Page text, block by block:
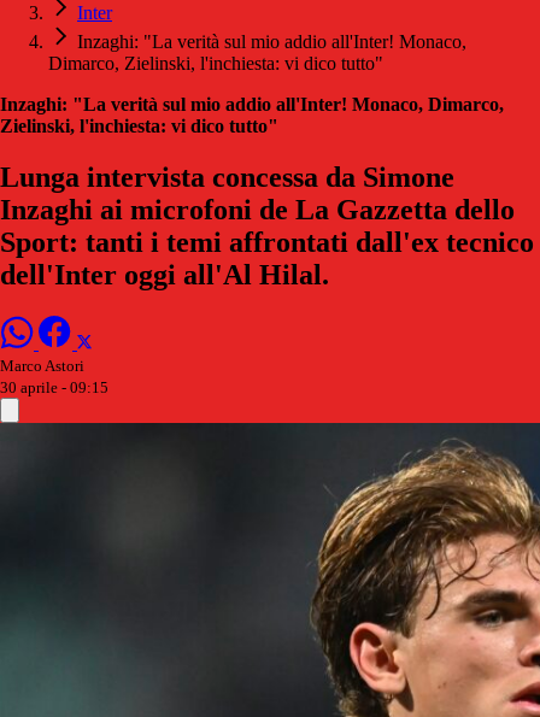
Inter
Inzaghi: "La verità sul mio addio all'Inter! Monaco,
Dimarco, Zielinski, l'inchiesta: vi dico tutto"
Inzaghi: "La verità sul mio addio all'Inter! Monaco, Dimarco,
Zielinski, l'inchiesta: vi dico tutto"
Lunga intervista concessa da Simone
Inzaghi ai microfoni de La Gazzetta dello
Sport: tanti i temi affrontati dall'ex tecnico
dell'Inter oggi all'Al Hilal.
Marco Astori
30 aprile - 09:15